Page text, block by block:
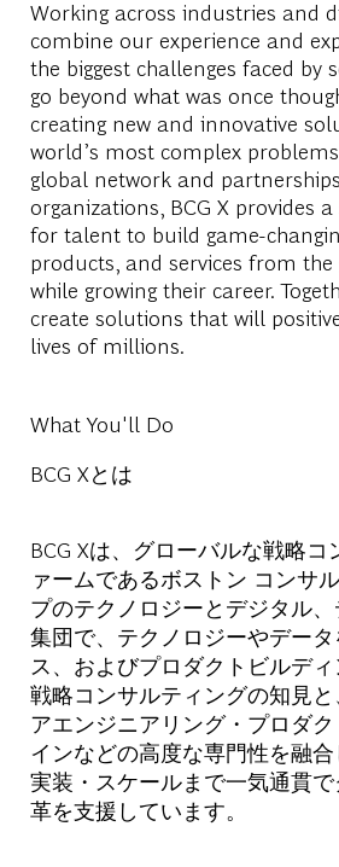
Working across industries and
combine our experience and
the biggest challenges faced by
go beyond what was once
creating new and innovative
world’s most complex problems.
global network and
organizations, BCG X provides
for talent to build game-
products, and services from
while growing their career.
create solutions that will
lives of millions.
What You'll Do
BCG Xとは
BCG Xは、グローバルな戦略コ
ァームであるボストン コンサ
プのテクノロジーとデジタル
集団で、テクノロジーやデー
ス、およびプロダクトビルディ
戦略コンサルティングの知見
アエンジニアリング・プロダ
インなどの高度な専門性を融
実装・スケールまで一気通貫
革を支援しています。